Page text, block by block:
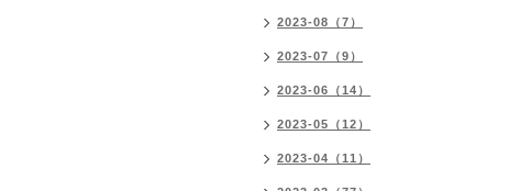
2023-08（7）
2023-07（9）
2023-06（14）
2023-05（12）
2023-04（11）